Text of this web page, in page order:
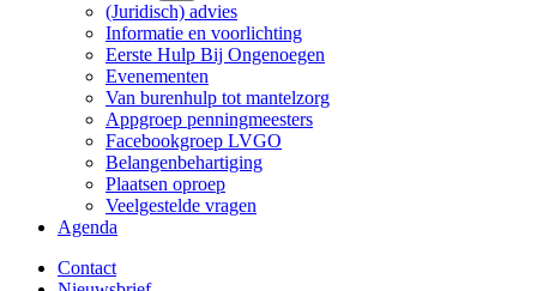
(Juridisch) advies
Informatie en voorlichting
Eerste Hulp Bij Ongenoegen
Evenementen
Van burenhulp tot mantelzorg
Appgroep penningmeesters
Facebookgroep LVGO
Belangenbehartiging
Plaatsen oproep
Veelgestelde vragen
Agenda
Contact